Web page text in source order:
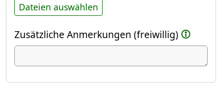
Dateien auswählen
Zusätzliche Anmerkungen (freiwillig)